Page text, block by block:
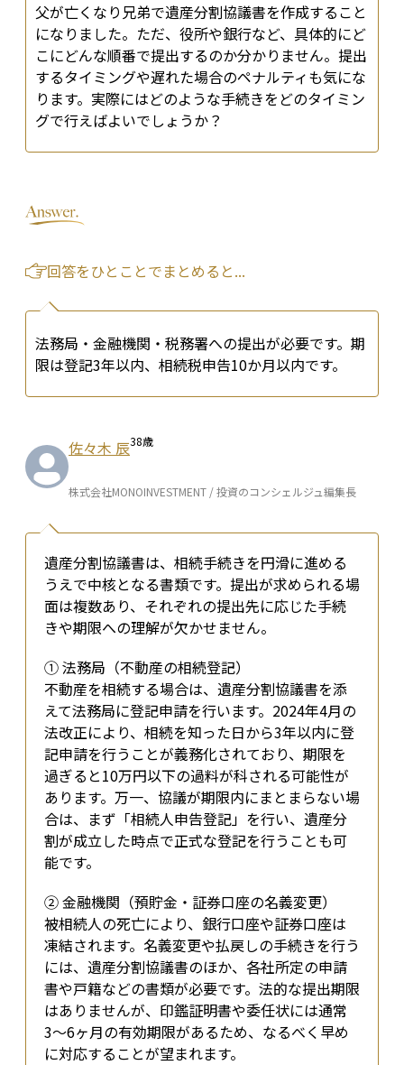
父が亡くなり兄弟で遺産分割協議書を作成すること
になりました。ただ、役所や銀行など、具体的にど
こにどんな順番で提出するのか分かりません。提出
するタイミングや遅れた場合のペナルティも気にな
ります。実際にはどのような手続きをどのタイミン
グで行えばよいでしょうか？
回答をひとことでまとめると...
法務局・金融機関・税務署への提出が必要です。期
限は登記3年以内、相続税申告10か月以内です。
佐々木 辰38歳
株式会社MONOINVESTMENT / 投資のコンシェルジュ編集長
遺産分割協議書は、相続手続きを円滑に進める
うえで中核となる書類です。提出が求められる場
面は複数あり、それぞれの提出先に応じた手続
きや期限への理解が欠かせません。
① 法務局（不動産の相続登記）
不動産を相続する場合は、遺産分割協議書を添
えて法務局に登記申請を行います。2024年4月の
法改正により、相続を知った日から3年以内に登
記申請を行うことが義務化されており、期限を
過ぎると10万円以下の過料が科される可能性が
あります。万一、協議が期限内にまとまらない場
合は、まず「相続人申告登記」を行い、遺産分
割が成立した時点で正式な登記を行うことも可
能です。
② 金融機関（預貯金・証券口座の名義変更）
被相続人の死亡により、銀行口座や証券口座は
凍結されます。名義変更や払戻しの手続きを行う
には、遺産分割協議書のほか、各社所定の申請
書や戸籍などの書類が必要です。法的な提出期限
はありませんが、印鑑証明書や委任状には通常
3〜6ヶ月の有効期限があるため、なるべく早め
に対応することが望まれます。